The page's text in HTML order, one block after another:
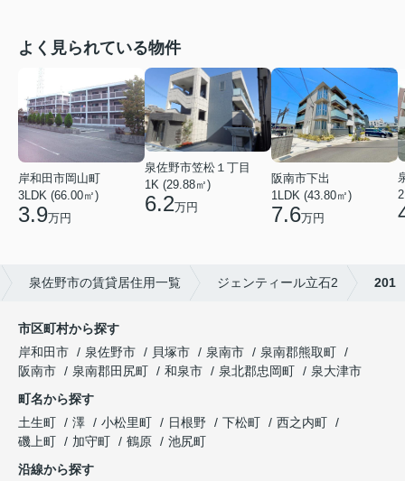
よく見られている物件
岸和田市岡山町
3LDK (66.00㎡)
3.9万円
泉佐野市笠松１丁目
1K (29.88㎡)
6.2万円
阪南市下出
1LDK (43.80㎡)
7.6万円
泉佐野市の賃貸居住用一覧 ジェンティール立石2 201
市区町村から探す
岸和田市
泉佐野市 貝塚市 泉南市
泉南郡熊取町
阪南市
泉南郡田尻町 和泉市 泉北郡忠岡町
泉大津市
町名から探す
土生町
澤 小松里町 日根野 下松町
西之内町
磯上町
加守町 鶴原
池尻町
沿線から探す